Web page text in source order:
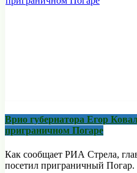
Врио губернатора Егор
приграничном Погаре
Как сообщает РИА Стрела,
посетил приграничный Погар.